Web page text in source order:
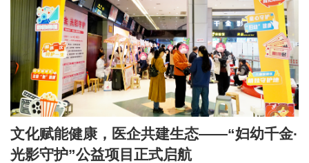
文化赋能健康，医企共建生态——“妇幼千金·
光影守护”公益项目正式启航